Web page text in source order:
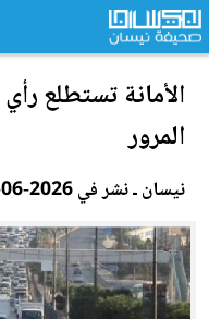
الأمانة تستطلع رأي
المرور
نيسان ـ نشر في 2026-06-03 الساعة 15:49